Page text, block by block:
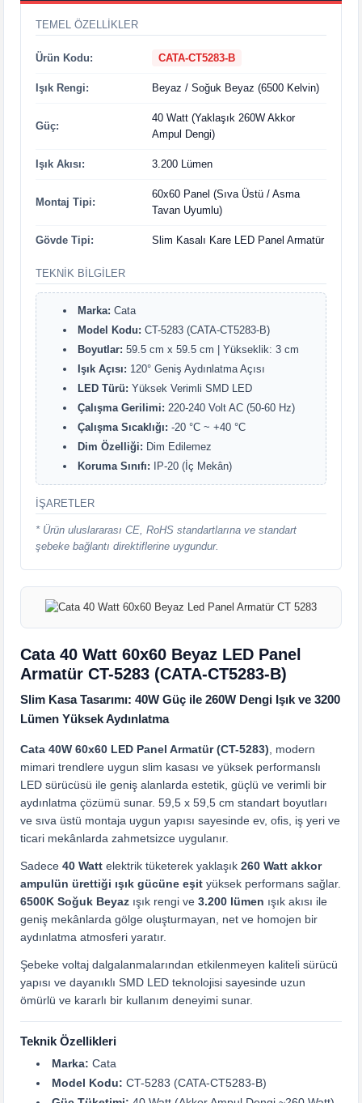
TEMEL ÖZELLIKLER
Ürün Kodu: CATA-CT5283-B
Işık Rengi: Beyaz / Soğuk Beyaz (6500 Kelvin)
Güç:
40 Watt (Yaklaşık 260W Akkor
Ampul Dengi)
Işık Akısı: 3.200 Lümen
Montaj Tipi:
60x60 Panel (Sıva Üstü / Asma
Tavan Uyumlu)
Gövde Tipi: Slim Kasalı Kare LED Panel Armatür
TEKNIK BILGILER
Marka: Cata
Model Kodu: CT-5283 (CATA-CT5283-B)
Boyutlar: 59.5 cm x 59.5 cm | Yükseklik: 3 cm
Işık Açısı: 120° Geniş Aydınlatma Açısı
LED Türü: Yüksek Verimli SMD LED
Çalışma Gerilimi: 220-240 Volt AC (50-60 Hz)
Çalışma Sıcaklığı: -20 °C ~ +40 °C
Dim Özelliği: Dim Edilemez
Koruma Sınıfı: IP-20 (İç Mekân)
İŞARETLER
* Ürün uluslararası CE, RoHS standartlarına ve standart
şebeke bağlantı direktiflerine uygundur.
Cata 40 Watt 60x60 Beyaz LED Panel
Armatür CT-5283 (CATA-CT5283-B)
Slim Kasa Tasarımı: 40W Güç ile 260W Dengi Işık ve 3200
Lümen Yüksek Aydınlatma
Cata 40W 60x60 LED Panel Armatür (CT-5283) , modern
mimari trendlere uygun slim kasası ve yüksek performanslı
LED sürücüsü ile geniş alanlarda estetik, güçlü ve verimli bir
aydınlatma çözümü sunar. 59,5 x 59,5 cm standart boyutları
ve sıva üstü montaja uygun yapısı sayesinde ev, ofis, iş yeri ve
ticari mekânlarda zahmetsizce uygulanır.
Sadece 40 Watt elektrik tüketerek yaklaşık 260 Watt akkor
ampulün ürettiği ışık gücüne eşit yüksek performans sağlar.
6500K Soğuk Beyaz ışık rengi ve 3.200 lümen ışık akısı ile
geniş mekânlarda gölge oluşturmayan, net ve homojen bir
aydınlatma atmosferi yaratır.
Şebeke voltaj dalgalanmalarından etkilenmeyen kaliteli sürücü
yapısı ve dayanıklı SMD LED teknolojisi sayesinde uzun
ömürlü ve kararlı bir kullanım deneyimi sunar.
Teknik Özellikleri
Marka: Cata
Model Kodu: CT-5283 (CATA-CT5283-B)